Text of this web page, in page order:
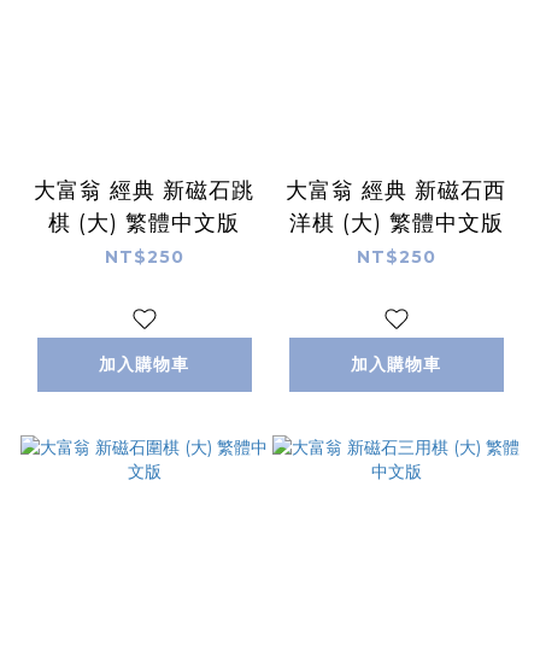
大富翁 經典 新磁石跳
棋 (大) 繁體中文版
NT$250
加入購物車
大富翁 經典 新磁石西
洋棋 (大) 繁體中文版
NT$250
加入購物車